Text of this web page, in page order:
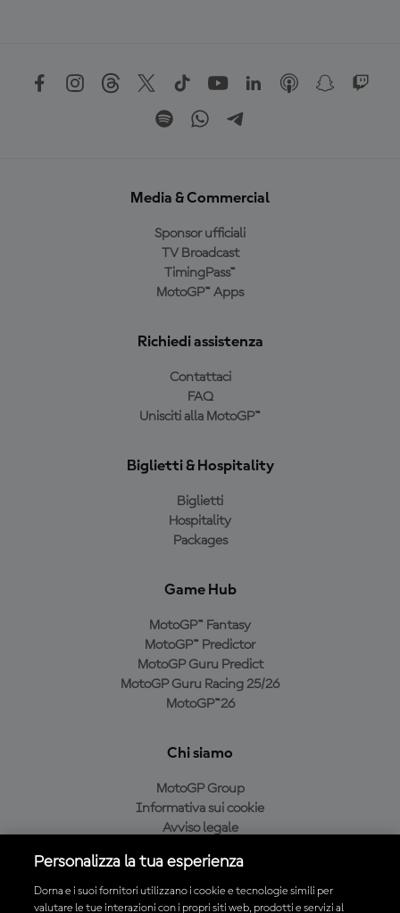
Media & Commercial
Sponsor ufficiali
TV Broadcast
TimingPass™
MotoGP™ Apps
Richiedi assistenza
Contattaci
FAQ
Unisciti alla MotoGP™
Biglietti & Hospitality
Biglietti
Hospitality
Packages
Game Hub
MotoGP™ Fantasy
MotoGP™ Predictor
MotoGP Guru Predict
MotoGP Guru Racing 25/26
MotoGP™26
Chi siamo
MotoGP Group
Informativa sui cookie
Avviso legale
Condizioni di acquisto
Personalizza la tua esperienza
Dorna e i suoi fornitori utilizzano i cookie e tecnologie simili per
valutare le tue interazioni con i propri siti web, prodotti e servizi al